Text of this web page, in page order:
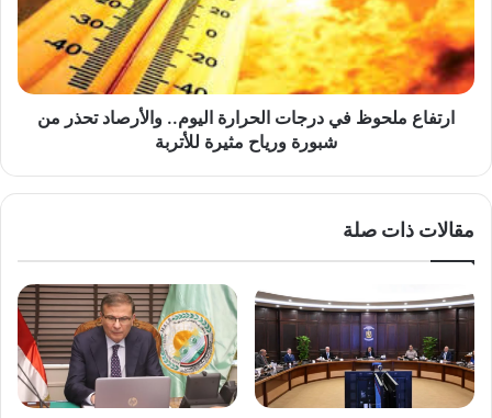
اليوم..
والأرصاد
تحذر
من
شبورة
ارتفاع ملحوظ في درجات الحرارة اليوم.. والأرصاد تحذر من
شبورة ورياح مثيرة للأتربة
مقالات ذات صلة